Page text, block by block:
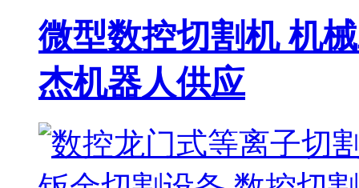
微型数控切割机 机
杰机器人供应